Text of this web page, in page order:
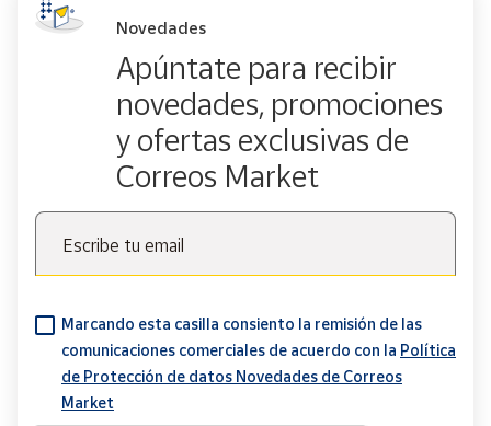
Novedades
Apúntate para recibir
novedades, promociones
y ofertas exclusivas de
Correos Market
Escribe tu email
Marcando esta casilla consiento la remisión de las
comunicaciones comerciales de acuerdo con la Política
de Protección de datos Novedades de Correos
Market